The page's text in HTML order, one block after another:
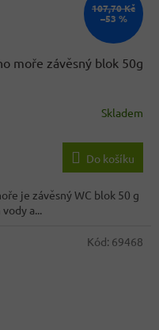
107,70 Kč
–53 %
moře závěsný blok 50g
Skladem
Do košíku
je závěsný WC blok 50 g
a...
Kód: 69468